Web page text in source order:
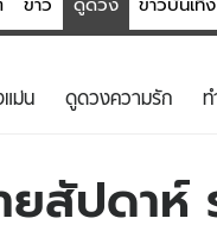
ดูดวง
สถิติหว
ม่น ดูดวงความรัก ทํ
สัปดาห์